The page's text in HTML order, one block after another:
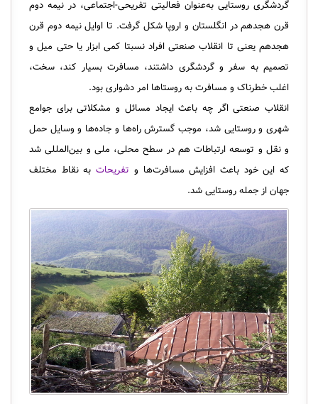
گردشگری روستایی به‌عنوان فعالیتی تفریحی-اجتماعی، در نیمه دوم
قرن هجدهم در انگلستان و اروپا شکل گرفت. تا اوایل نیمه دوم قرن
هجدهم یعنی تا انقلاب صنعتی افراد نسبتا کمی ابزار یا حتی میل و
تصمیم به سفر و گردشگری داشتند، مسافرت بسیار کند، سخت،
اغلب خطرناک و مسافرت به روستاها امر دشواری بود.
انقلاب صنعتی اگر چه باعث ایجاد مسائل و مشکلاتی برای جوامع
شهری و روستایی شد، موجب گسترش راه‌ها و جاده‌ها و وسایل حمل
و نقل و توسعه ارتباطات هم در سطح محلی، ملی و بین‌المللی شد
که این خود باعث افزایش مسافرت‌ها و تفریحات به نقاط مختلف
جهان از جمله روستایی شد.